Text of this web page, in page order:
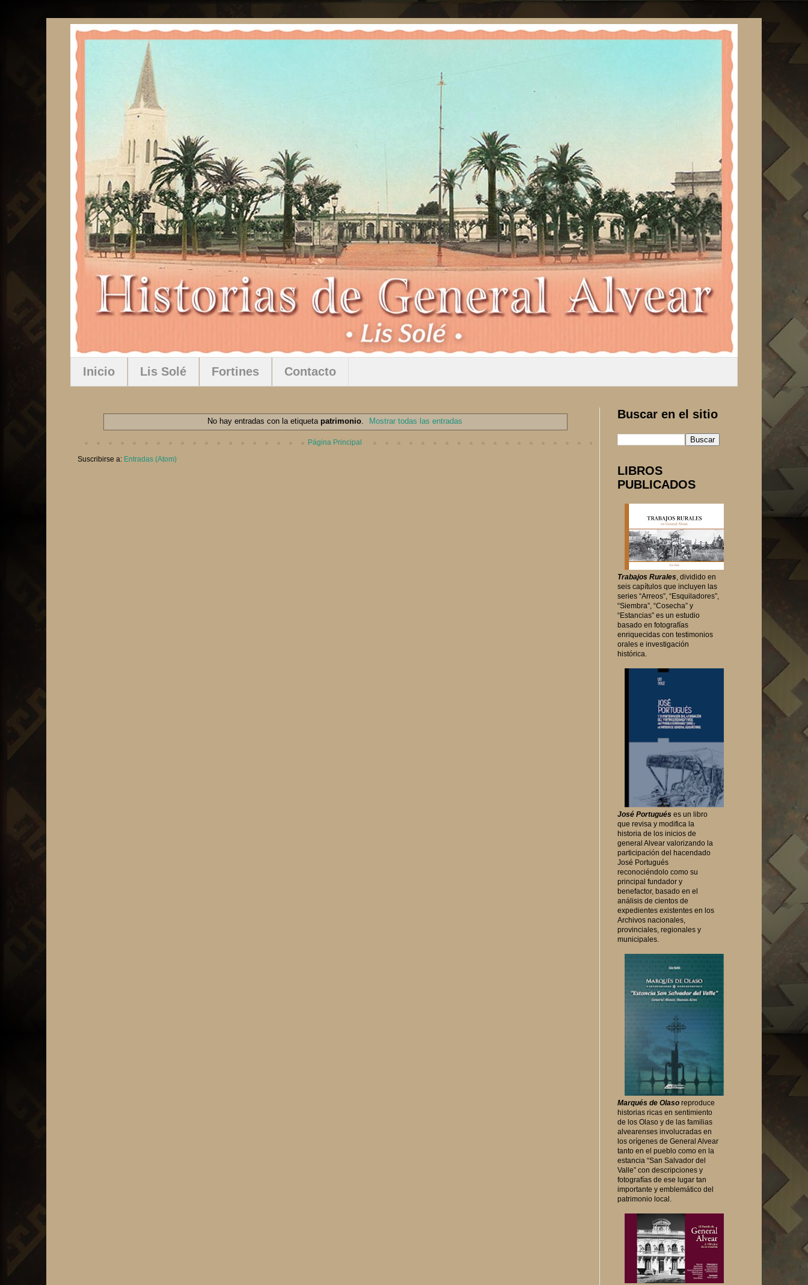
Inicio Lis Solé Fortines Contacto
No hay entradas con la etiqueta patrimonio. Mostrar todas las entradas
Página Principal
Suscribirse a: Entradas (Atom)
Buscar en el sitio
LIBROS
PUBLICADOS
Trabajos Rurales, dividido en
seis capítulos que incluyen las
series “Arreos”, “Esquiladores”,
“Siembra”, “Cosecha” y
“Estancias” es un estudio
basado en fotografías
enriquecidas con testimonios
orales e investigación
histórica.
José Portugués es un libro
que revisa y modifica la
historia de los inicios de
general Alvear valorizando la
participación del hacendado
José Portugués
reconociéndolo como su
principal fundador y
benefactor, basado en el
análisis de cientos de
expedientes existentes en los
Archivos nacionales,
provinciales, regionales y
municipales.
Marqués de Olaso reproduce
historias ricas en sentimiento
de los Olaso y de las familias
alvearenses involucradas en
los orígenes de General Alvear
tanto en el pueblo como en la
estancia “San Salvador del
Valle” con descripciones y
fotografías de ese lugar tan
importante y emblemático del
patrimonio local.